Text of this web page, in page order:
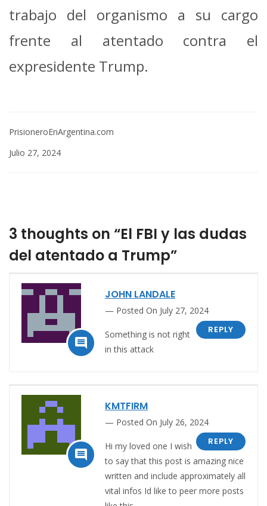
trabajo del organismo a su cargo
frente al atentado contra el
expresidente Trump.
PrisioneroEnArgentina.com
Julio 27, 2024
3 thoughts on “El FBI y las dudas
del atentado a Trump”

JOHN LANDALE
Posted On July 27, 2024
REPLY
Something is not right
in this attack

KMTFIRM
Posted On July 26, 2024
REPLY
Hi my loved one I wish
to say that this post is amazing nice
written and include approximately all
vital infos Id like to peer more posts